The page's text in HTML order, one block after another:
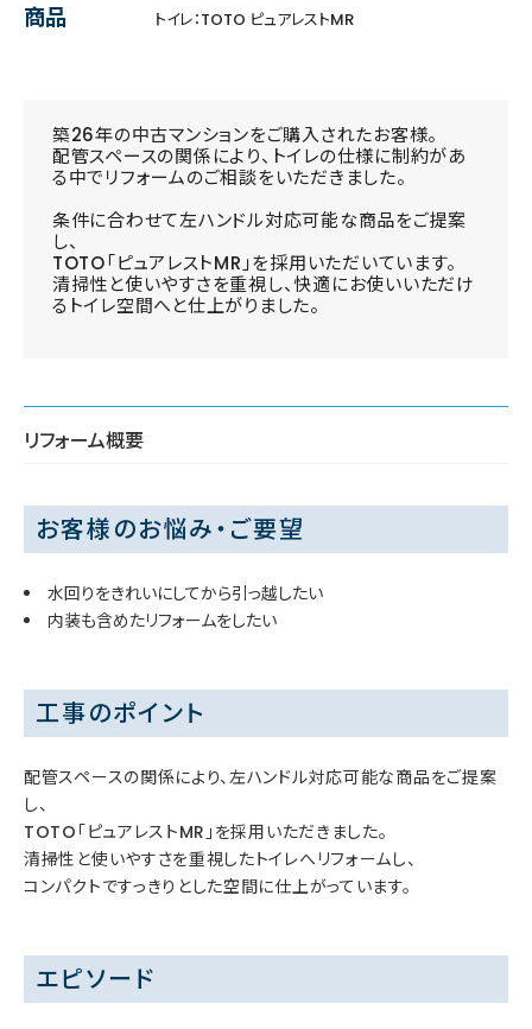
商品
トイレ：TOTO ピュアレストMR
築26年の中古マンションをご購入されたお客様。
配管スペースの関係により、トイレの仕様に制約があ
る中でリフォームのご相談をいただきました。
条件に合わせて左ハンドル対応可能な商品をご提案
し、
TOTO「ピュアレストMR」を採用いただいています。
清掃性と使いやすさを重視し、快適にお使いいただけ
るトイレ空間へと仕上がりました。
リフォーム概要
お客様のお悩み・ご要望
水回りをきれいにしてから引っ越したい
内装も含めたリフォームをしたい
工事のポイント
配管スペースの関係により、左ハンドル対応可能な商品をご提案
し、
TOTO「ピュアレストMR」を採用いただきました。
清掃性と使いやすさを重視したトイレへリフォームし、
コンパクトですっきりとした空間に仕上がっています。
エピソード